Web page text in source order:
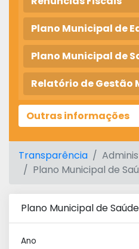
Plano Municipal de
Plano Municipal de
Relatório de Gestão
Outras informações
Transparência
Plano Municipal de
Plano Municipal de
Ano